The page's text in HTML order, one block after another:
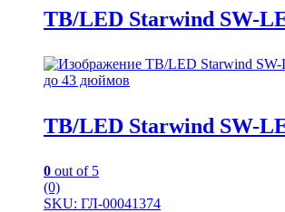
TB/LED Starwind SW-
до 43 дюймов
TB/LED Starwind SW-
0 out of 5
(0)
SKU: ГЛ-00041374